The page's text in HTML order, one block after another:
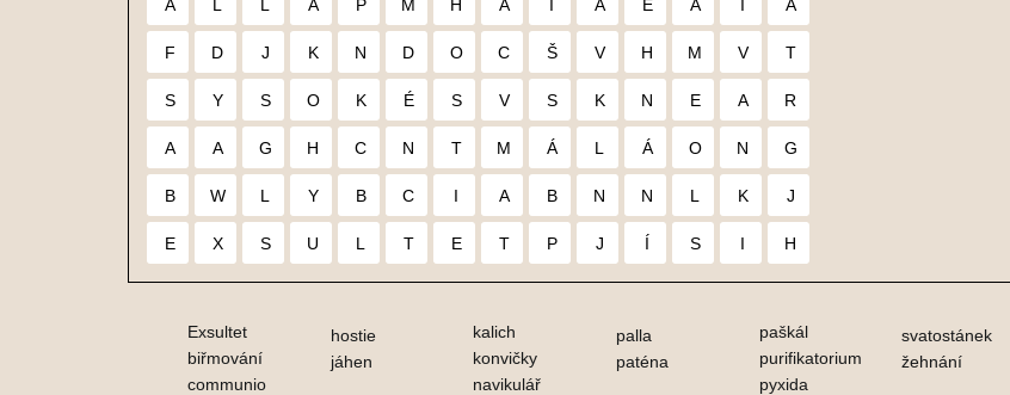
A L L A P M H A I Á E A I A
F D J K N D O C Š V H M V T
S Y S O K É S V S K N E A R
A A G H C N T M Á L Á O N G
B W L Y B C I A B N N L K J
E X S U L T E T P J Í S I H
Exsultet
biřmování
communio
hostie
jáhen
kalich
konvičky
navikulář
palla
paténa
paškál
purifikatorium
pyxida
svatostánek
žehnání